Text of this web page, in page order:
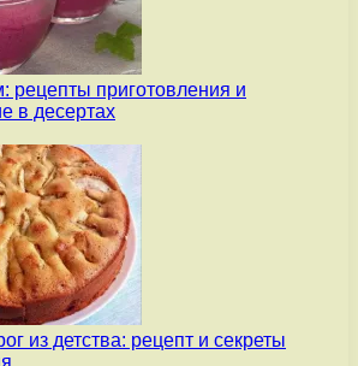
рецепты приготовления и
в десертах
из детства: рецепт и секреты